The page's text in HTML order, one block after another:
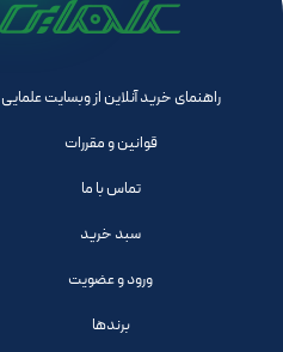
راهنمای خرید آنلاین از وبسایت علمایی
قوانین و مقررات
تماس با ما
سبد خرید
ورود و عضویت
برندها